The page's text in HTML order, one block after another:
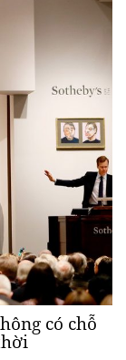
có chỗ